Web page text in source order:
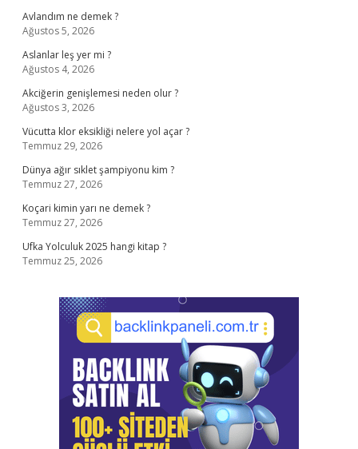
Avlandım ne demek ?
Ağustos 5, 2026
Aslanlar leş yer mi ?
Ağustos 4, 2026
Akciğerin genişlemesi neden olur ?
Ağustos 3, 2026
Vücutta klor eksikliği nelere yol açar ?
Temmuz 29, 2026
Dünya ağır sıklet şampiyonu kim ?
Temmuz 27, 2026
Koçari kimin yarı ne demek ?
Temmuz 27, 2026
Ufka Yolculuk 2025 hangi kitap ?
Temmuz 25, 2026